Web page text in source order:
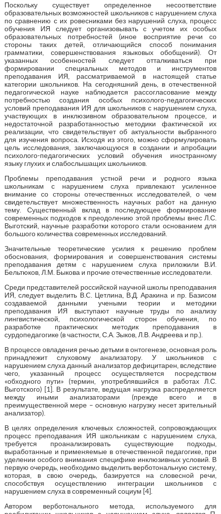
Поскольку существует определенное несоответствие
образовательных возможностей школьников с нарушением слуха
по сравнению с их ровесниками без нарушений слуха, процесс
обучения ИЯ следует организовывать с учетом их особых
образовательных потребностей (иное восприятие речи со
стороны таких детей, отличающийся способ понимания
грамматики, совершенствования языковых обобщений). От
указанных особенностей следует отталкиваться при
формировании специальных методов и инструментов
преподавания ИЯ, рассматриваемой в настоящей статье
категории школьников. На сегодняшний день, в отечественной
педагогической науке наблюдается рассогласование между
потребностью создания особых психолого-педагогических
условий преподавания ИЯ для школьников с нарушением слуха,
участвующих в инклюзивном образовательном процессе, и
недостаточной разработанностью методики фактической их
реализации, что свидетельствует об актуальности выбранного
для изучения вопроса. Исходя из этого, можно сформулировать
цель исследования, заключающуюся в создании и апробации
психолого-педагогических условий обучения иностранному
языку глухих и слабослышащих школьников.
Проблемы преподавания устной речи и родного языка
школьникам с нарушением слуха привлекают усиленное
внимание со стороны отечественных исследователей, о чем
свидетельствует множественность научных работ на данную
тему. Существенный вклад в последующее формирование
современных подходов к преодолению этой проблемы внес Л.С.
Выготский, научные разработки которого стали основанием для
большого количества современных исследований.
Значительные теоретические усилия к решению проблем
обоснования, формирования и совершенствования системы
преподавания детям с нарушением слуха приложили В.И.
Бельтюков, Л.М. Быкова и прочие отечественные исследователи.
Среди представителей российской научной школы преподавания
ИЯ, следует выделить B.C. Цетлина, В.Д. Аракина и пр. Базисом
создаваемой данными учеными теории и методики
преподавания ИЯ выступают научные труды по анализу
лингвистической, психологической сторон обучения, по
разработке практических методик преподавания в
сурдопедагогике (в частности, С.А. Зыков, Л.В. Андреева и пр.).
В процессе овладения речью детьми в онтогенезе, основная роль
принадлежит слуховому анализатору. У школьников с
нарушением слуха данный анализатор дефицитарен, вследствие
чего, указанный процесс осуществляется посредством
«обходного пути» (термин, употреблявшийся в работах Л.С.
Выготского) [1]. В результате, ведущая нагрузка распределяется
между иными анализаторами (прежде всего и в
преимущественной мере – основную нагрузку несет зрительный
анализатор).
В целях определения ключевых сложностей, сопровождающих
процесс преподавания ИЯ школьникам с нарушением слуха,
требуется проанализировать существующие подходы,
выработанные и применяемые в отечественной педагогике, при
уделении особого внимания специфике инклюзивных условий. В
первую очередь, необходимо выделить верботональную систему,
которая, в свою очередь, базируется на словесной речи,
способствуя осуществлению интеграции школьников с
нарушением слуха в современный социум [4].
Автором верботонального метода, используемого для